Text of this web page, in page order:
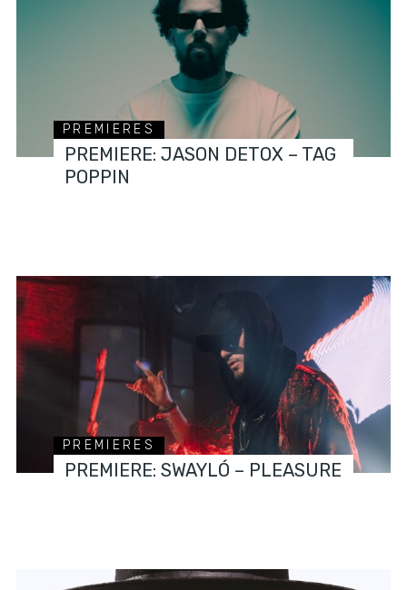
PREMIERES
PREMIERE: JASON DETOX – TAG
POPPIN
PREMIERES
PREMIERE: SWAYLÓ – PLEASURE